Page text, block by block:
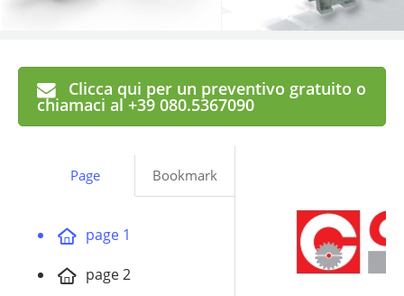
Clicca qui per un preventivo gratuito o
chiamaci al +39 080.5367090
Page Bookmark
page 1
page 2